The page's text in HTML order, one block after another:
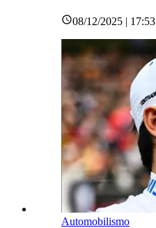
08/12/2025 | 17:53
Automobilismo